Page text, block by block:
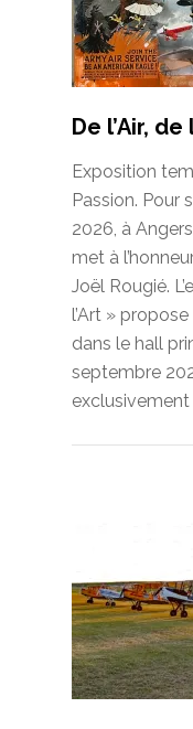
De l’Air, de
Exposition
Passion. Pour
2026, à
met à
Joël Rougié.
l’Art »
dans le hall
septembre
exclusivement